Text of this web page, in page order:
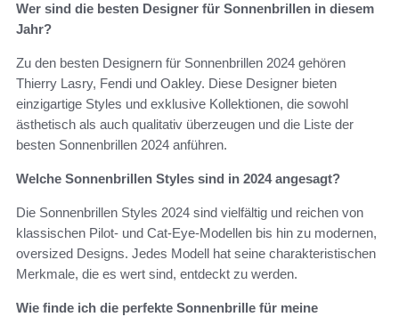
Wer sind die besten Designer für Sonnenbrillen in diesem
Jahr?
Zu den besten Designern für Sonnenbrillen 2024 gehören
Thierry Lasry, Fendi und Oakley. Diese Designer bieten
einzigartige Styles und exklusive Kollektionen, die sowohl
ästhetisch als auch qualitativ überzeugen und die Liste der
besten Sonnenbrillen 2024 anführen.
Welche Sonnenbrillen Styles sind in 2024 angesagt?
Die Sonnenbrillen Styles 2024 sind vielfältig und reichen von
klassischen Pilot- und Cat-Eye-Modellen bis hin zu modernen,
oversized Designs. Jedes Modell hat seine charakteristischen
Merkmale, die es wert sind, entdeckt zu werden.
Wie finde ich die perfekte Sonnenbrille für meine